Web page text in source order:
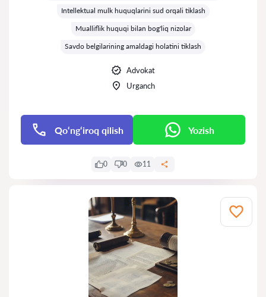
Intellektual mulk huquqlarini sud orqali tiklash
Mualliflik huquqi bilan bog'liq nizolar
Savdo belgilarining amaldagi holatini tiklash
Advokat
Urganch
Qo‘ng‘iroq qilish Yozish
0 0 11